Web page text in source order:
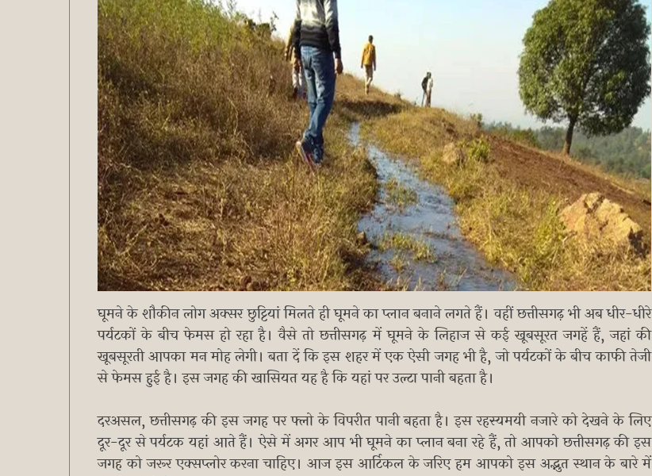
घूमने के शौकीन लोग अक्सर छुट्टियां मिलते ही घूमने का प्लान बनाने लगते हैं। वहीं छत्तीसगढ़ भी अब धीर-धीरे
पर्यटकों के बीच फेमस हो रहा है। वैसे तो छत्तीसगढ़ में घूमने के लिहाज से कई खूबसूरत जगहें हैं, जहां की
खूबसूरती आपका मन मोह लेगी। बता दें कि इस शहर में एक ऐसी जगह भी है, जो पर्यटकों के बीच काफी तेजी
से फेमस हुई है। इस जगह की खासियत यह है कि यहां पर उल्टा पानी बहता है।
दरअसल, छत्तीसगढ़ की इस जगह पर फ्लो के विपरीत पानी बहता है। इस रहस्यमयी नजारे को देखने के लिए
दूर-दूर से पर्यटक यहां आते हैं। ऐसे में अगर आप भी घूमने का प्लान बना रहे हैं, तो आपको छत्तीसगढ़ की इस
जगह को जरूर एक्सप्लोर करना चाहिए। आज इस आर्टिकल के जरिए हम आपको इस अद्भुत स्थान के बारे में